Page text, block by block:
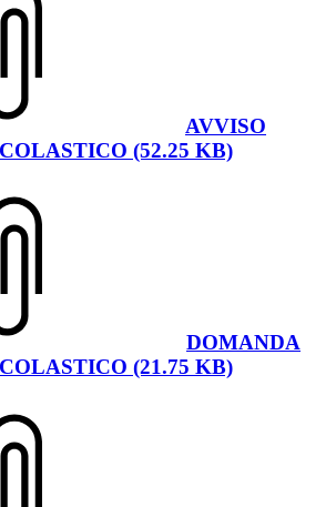
AVVISO
(52.25 KB)
DOMANDA
(21.75 KB)